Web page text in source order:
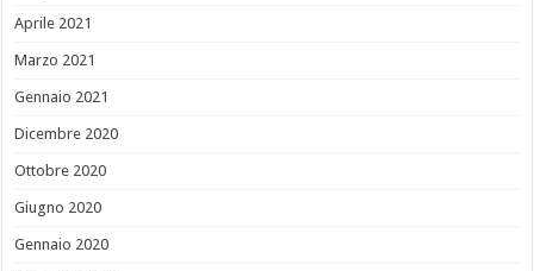
Aprile 2021
Marzo 2021
Gennaio 2021
Dicembre 2020
Ottobre 2020
Giugno 2020
Gennaio 2020